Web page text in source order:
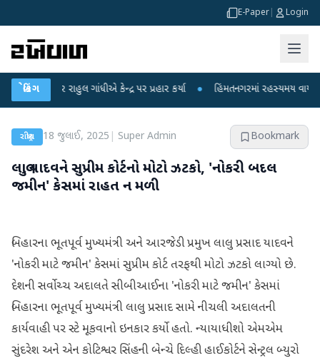
E-Paper Login
બ્રેકિંગ
પર રાહુલ ગાંધીએ કેન્દ્ર પર પ્રહાર કર્યા ● હિંમતનગરમાં રહસ્યમય વાયરસ કે
રાષ્ટ્રીય 18 જુલાઈ, 2025 Super Admin Bookmark
લાલુ યાદવને સુપ્રીમ કોર્ટનો મોટો ઝટકો, 'નોકરી બદલ
જમીન' કેસમાં રાહત ન મળી
બિહારના ભૂતપૂર્વ મુખ્યમંત્રી અને આરજેડી પ્રમુખ લાલુ પ્રસાદ યાદવને
'નોકરી માટે જમીન' કેસમાં સુપ્રીમ કોર્ટ તરફથી મોટો ઝટકો લાગ્યો છે.
દેશની સર્વોચ્ચ અદાલતે સીબીઆઈના 'નોકરી માટે જમીન' કેસમાં
બિહારના ભૂતપૂર્વ મુખ્યમંત્રી લાલુ પ્રસાદ સામે નીચલી અદાલતની
કાર્યવાહી પર સ્ટે મૂકવાનો ઇનકાર કર્યો હતો. ન્યાયાધીશો એમએમ
સુંદરેશ અને એન કોટિશ્વર સિંહની બેન્ચે દિલ્હી હાઈકોર્ટને સેન્ટ્રલ બ્યુરો